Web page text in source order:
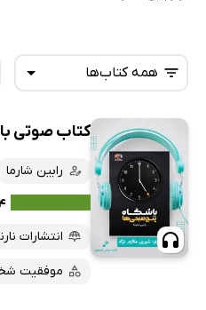
همه کتاب‌ها
همه کتاب‌ها
کتاب‌های صوتی
کتاب‌های متنی
کتاب صوتی
رابین شارما
انتشارات
موفقیت